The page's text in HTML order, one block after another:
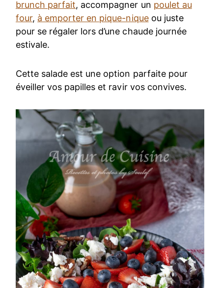
brunch parfait, accompagner un poulet au
four, à emporter en pique-niqueou juste
pour se régaler lors d’une chaude journée
estivale.
Cette salade est une option parfaite pour
éveiller vos papilles et ravir vos convives.